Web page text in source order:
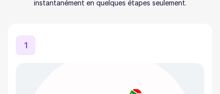
instantanément en quelques étapes seulement.
1